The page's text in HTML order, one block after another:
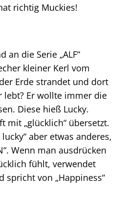
richtig Muckies!
an die Serie „ALF“
kleiner Kerl vom
Erde strandet und dort
lebt? Er wollte immer die
Diese hieß Lucky.
mit „glücklich“ übersetzt.
aber etwas anderes,
Wenn man ausdrücken
fühlt, verwendet
spricht von „Happiness“